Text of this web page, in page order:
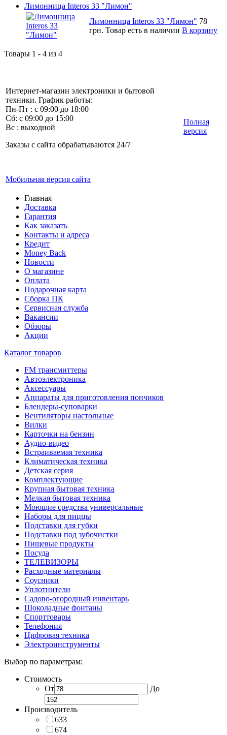
Лимонница Interos 33 "Лимон"
Лимонница Interos 33 "Лимон" 78
грн. Товар есть в наличии В корзину
Товары 1 - 4 из 4
Интернет-магазин электроники и бытовой
техники. График работы:
Пн-Пт : с 09:00 до 18:00
Сб: с 09:00 до 15:00
Вс : выходной
Заказы с сайта обрабатываются 24/7
Мобильная версия сайта
Полная
версия
Главная
Доставка
Гарантия
Как заказать
Контакты и адреса
Кредит
Money Back
Новости
О магазине
Оплата
Подарочная карта
Сборка ПК
Сервисная служба
Вакансии
Обзоры
Акции
Каталог товаров
FM трансмиттеры
Автоэлектроника
Аксессуары
Аппараты для приготовления пончиков
Блендеры-суповарки
Вентиляторы настольные
Вилки
Карточки на бензин
Аудио-видео
Встраиваемая техника
Климатическая техника
Детская серия
Комплектующие
Крупная бытовая техника
Мелкая бытовая техника
Моющие средства универсальные
Наборы для пиццы
Подставки для губки
Подставки под зубочистки
Пищевые продукты
Посуда
ТЕЛЕВИЗОРЫ
Расходные материалы
Соусники
Уплотнители
Садово-огородный инвентарь
Шоколадные фонтаны
Спорттовары
Телефония
Цифровая техника
Электроинструменты
Выбор по параметрам:
Стоимость
От
До
Производитель
633
674